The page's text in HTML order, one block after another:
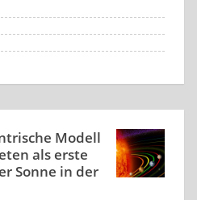
Modell
als erste
Sonne in der